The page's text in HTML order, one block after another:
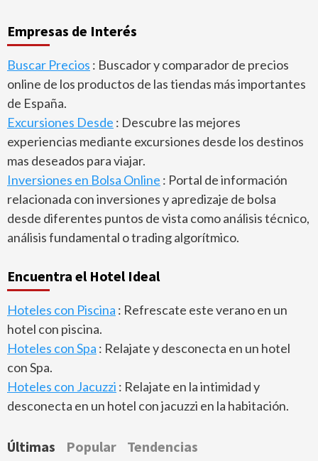
Empresas de Interés
Buscar Precios : Buscador y comparador de precios
online de los productos de las tiendas más importantes
de España.
Excursiones Desde : Descubre las mejores
experiencias mediante excursiones desde los destinos
mas deseados para viajar.
Inversiones en Bolsa Online : Portal de información
relacionada con inversiones y apredizaje de bolsa
desde diferentes puntos de vista como análisis técnico,
análisis fundamental o trading algorítmico.
Encuentra el Hotel Ideal
Hoteles con Piscina : Refrescate este verano en un
hotel con piscina.
Hoteles con Spa : Relajate y desconecta en un hotel
con Spa.
Hoteles con Jacuzzi : Relajate en la intimidad y
desconecta en un hotel con jacuzzi en la habitación.
Últimas Popular Tendencias